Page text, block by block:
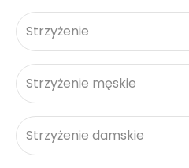
Strzyżenie
Strzyżenie męskie
Strzyżenie damskie